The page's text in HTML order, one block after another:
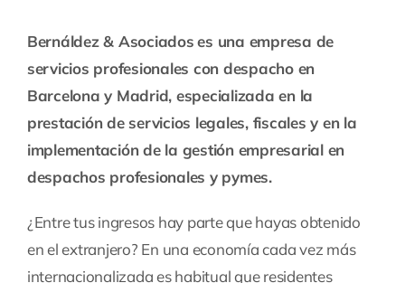
Bernáldez & Asociados es una empresa de
servicios profesionales con despacho en
Barcelona y Madrid, especializada en la
prestación de servicios legales, fiscales y en la
implementación de la gestión empresarial en
despachos profesionales y pymes.
¿Entre tus ingresos hay parte que hayas obtenido
en el extranjero? En una economía cada vez más
internacionalizada es habitual que residentes